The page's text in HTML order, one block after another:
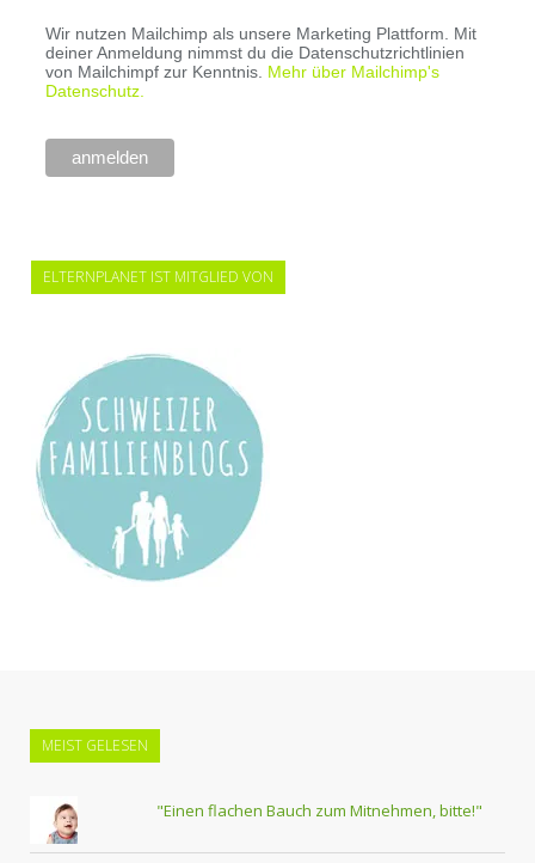
Wir nutzen Mailchimp als unsere Marketing Plattform. Mit
deiner Anmeldung nimmst du die Datenschutzrichtlinien
von Mailchimpf zur Kenntnis. Mehr über Mailchimp's
Datenschutz.
ELTERNPLANET IST MITGLIED VON
MEIST GELESEN
"Einen flachen Bauch zum Mitnehmen, bitte!"